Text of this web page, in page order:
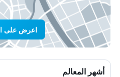
اعرض على
أشهر المعالم